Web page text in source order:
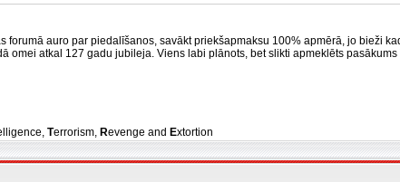
forumā auro par piedalīšanos, savākt priekšapmaksu 100% apmērā, jo bieži
omei atkal 127 gadu jubileja. Viens labi plānots, bet slikti apmeklēts
Terrorism, Revenge and Extortion